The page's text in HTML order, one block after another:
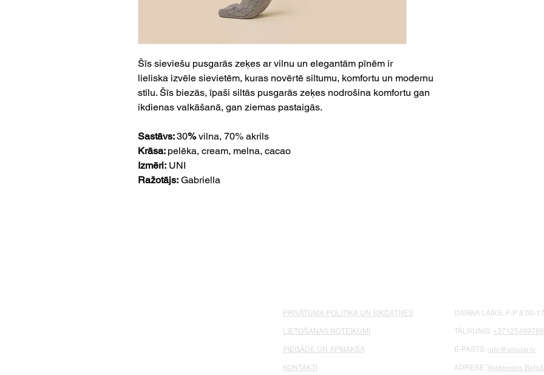
Šīs sieviešu pusgarās zeķes ar vilnu un elegantām pīnēm ir
lieliska izvēle sievietēm, kuras novērtē siltumu, komfortu un modernu
stilu. Šīs biezās, īpaši siltās pusgarās zeķes nodrošina komfortu gan
ikdienas valkāšanā, gan ziemas pastaigās.
Sastāvs:30%vilna, 70% akrils
Krāsa: pelēka, cream, melna, cacao
Izmēri: UNI
Ražotājs: Gabriella
PRIVĀTUMA POLITIKA UN SĪKDATNES
LIETOŠANAS NOTEIKUMI
PIEGĀDE UN APMAKSA
KONTAKTI
DARBA LAIKS: P-P 8.00-
TĀLRUNIS: +37125499788
E-PASTS: info@alisijar.lv
ADRESE: Voldemāra